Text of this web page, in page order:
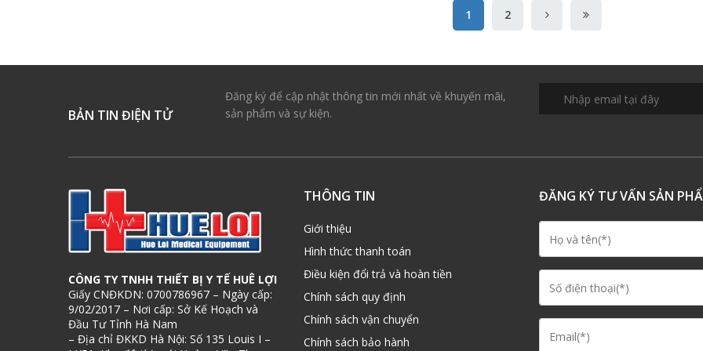
1 2
BẢN TIN ĐIỆN TỬ
Đăng ký để cập nhật thông tin mới nhất về khuyến mãi,
sản phẩm và sự kiện.
CÔNG TY TNHH THIẾT BỊ Y TẾ HUÊ LỢI
Giấy CNĐKDN: 0700786967 – Ngày cấp:
9/02/2017 – Nơi cấp: Sở Kế Hoạch và
Đầu Tư Tỉnh Hà Nam
– Địa chỉ ĐKKD Hà Nội: Số 135 Louis I –
THÔNG TIN
Giới thiệu
Hình thức thanh toán
Điều kiện đổi trả và hoàn tiền
Chính sách quy định
Chính sách vận chuyển
Chính sách bảo hành
ĐĂNG KÝ TƯ VẤN SẢN